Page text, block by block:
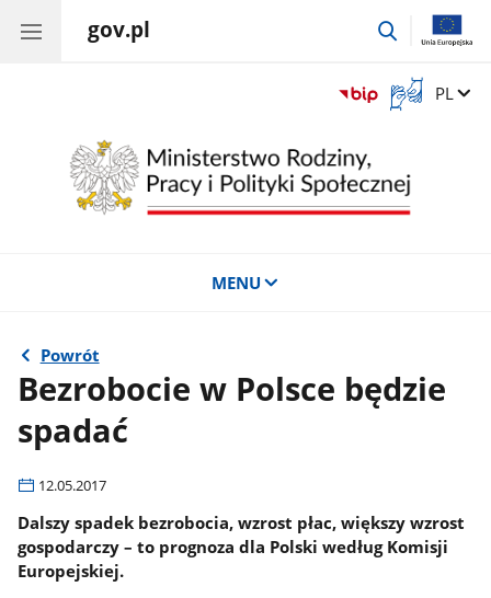
gov.pl
przejdź
Otwórz
okno
języka
migowego
Zmień
PL
MENU
Powrót
Bezrobocie w Polsce będzie
spadać
12.05.2017
Dalszy spadek bezrobocia, wzrost płac, większy wzrost
gospodarczy – to prognoza dla Polski według Komisji
Europejskiej.